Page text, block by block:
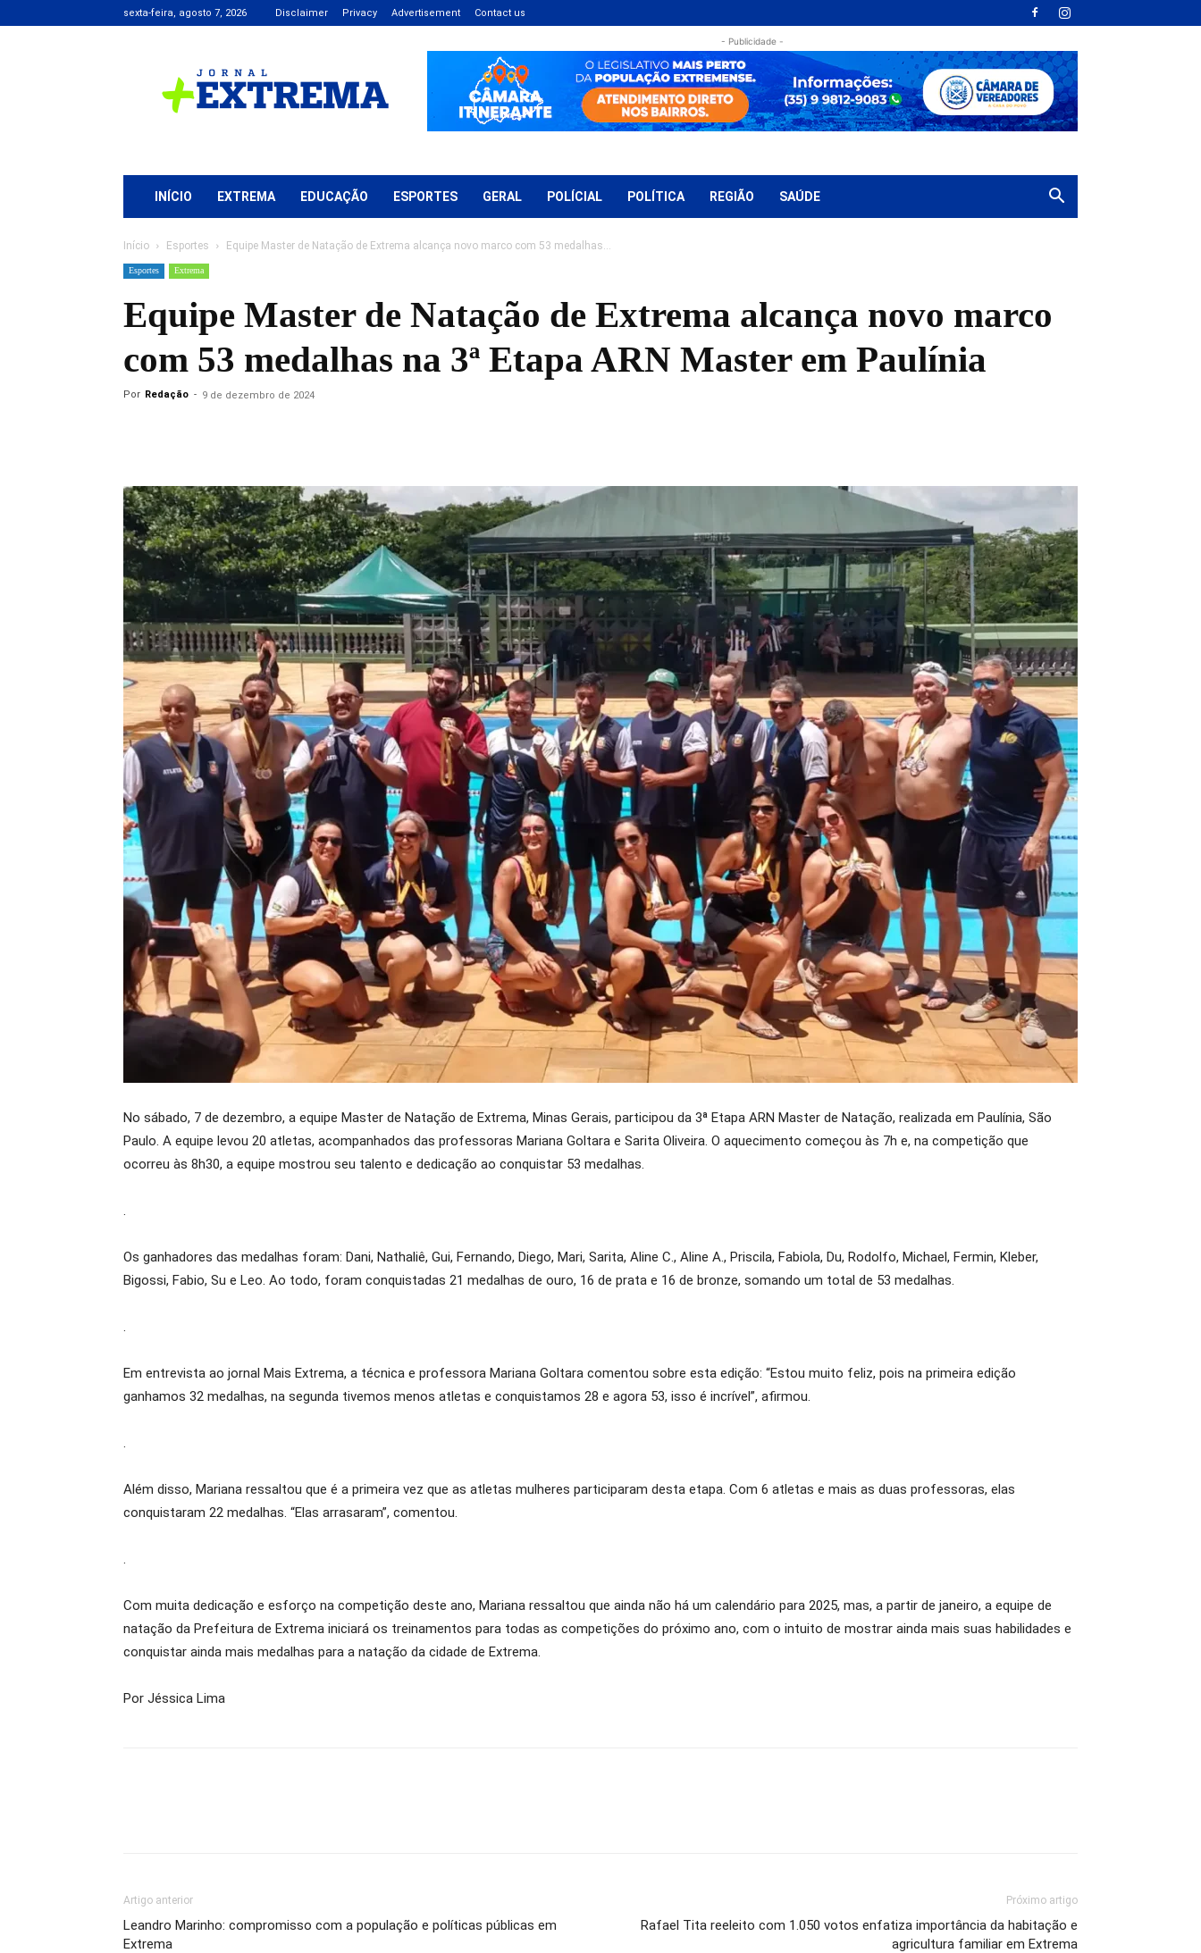
sexta-feira, agosto 7, 2026 Disclaimer Privacy Advertisement Contact us
Extrema
- Publicidade -
INÍCIO EXTREMA EDUCAÇÃO ESPORTES GERAL POLÍCIAL POLÍTICA REGIÃO SAÚDE
Início Esportes Equipe Master de Natação de Extrema alcança novo marco com 53 medalhas...
Esportes Extrema
Equipe Master de Natação de Extrema alcança novo marco
com 53 medalhas na 3ª Etapa ARN Master em Paulínia
Por Redação - 9 de dezembro de 2024
No sábado, 7 de dezembro, a equipe Master de Natação de Extrema, Minas Gerais, participou da 3ª Etapa ARN Master de Natação, realizada em Paulínia, São
Paulo. A equipe levou 20 atletas, acompanhados das professoras Mariana Goltara e Sarita Oliveira. O aquecimento começou às 7h e, na competição que
ocorreu às 8h30, a equipe mostrou seu talento e dedicação ao conquistar 53 medalhas.
.
Os ganhadores das medalhas foram: Dani, Nathaliê, Gui, Fernando, Diego, Mari, Sarita, Aline C., Aline A., Priscila, Fabiola, Du, Rodolfo, Michael, Fermin, Kleber,
Bigossi, Fabio, Su e Leo. Ao todo, foram conquistadas 21 medalhas de ouro, 16 de prata e 16 de bronze, somando um total de 53 medalhas.
.
Em entrevista ao jornal Mais Extrema, a técnica e professora Mariana Goltara comentou sobre esta edição: “Estou muito feliz, pois na primeira edição
ganhamos 32 medalhas, na segunda tivemos menos atletas e conquistamos 28 e agora 53, isso é incrível”, afirmou.
.
Além disso, Mariana ressaltou que é a primeira vez que as atletas mulheres participaram desta etapa. Com 6 atletas e mais as duas professoras, elas
conquistaram 22 medalhas. “Elas arrasaram”, comentou.
.
Com muita dedicação e esforço na competição deste ano, Mariana ressaltou que ainda não há um calendário para 2025, mas, a partir de janeiro, a equipe de
natação da Prefeitura de Extrema iniciará os treinamentos para todas as competições do próximo ano, com o intuito de mostrar ainda mais suas habilidades e
conquistar ainda mais medalhas para a natação da cidade de Extrema.
Por Jéssica Lima
Artigo anterior
Leandro Marinho: compromisso com a população e políticas públicas em
Extrema
Próximo artigo
Rafael Tita reeleito com 1.050 votos enfatiza importância da habitação e
agricultura familiar em Extrema